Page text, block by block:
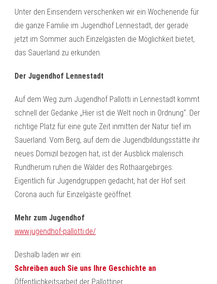
Unter den Einsendern verschenken wir ein Wochenende für
die ganze Familie im Jugendhof Lennestadt, der gerade
jetzt im Sommer auch Einzelgästen die Möglichkeit bietet,
das Sauerland zu erkunden.
Der Jugendhof Lennestadt
Auf dem Weg zum Jugendhof Pallotti in Lennestadt kommt
schnell der Gedanke „Hier ist die Welt noch in Ordnung“. Der
richtige Platz für eine gute Zeit inmitten der Natur tief im
Sauerland. Vom Berg, auf dem die Jugendbildungsstätte ihr
neues Domizil bezogen hat, ist der Ausblick malerisch.
Rundherum ruhen die Wälder des Rothaargebirges.
Eigentlich für Jugendgruppen gedacht, hat der Hof seit
Corona auch für Einzelgäste geöffnet.
Mehr zum Jugendhof
www.jugendhof-pallotti.de/
Deshalb laden wir ein:
Schreiben auch Sie uns Ihre Geschichte an
Öffentlichkeitsarbeit der Pallottiner